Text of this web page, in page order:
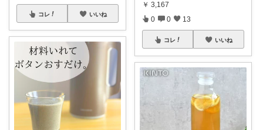
コレ いいね
￥ 3,167
0 0 13
コレ いいね